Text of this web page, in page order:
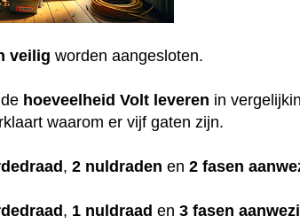
veilig worden aangesloten.
de hoeveelheid Volt leveren in
waarom er vijf gaten zijn.
,2 nuldraden en2 fasen
, 1 nuldraad en3 fasen